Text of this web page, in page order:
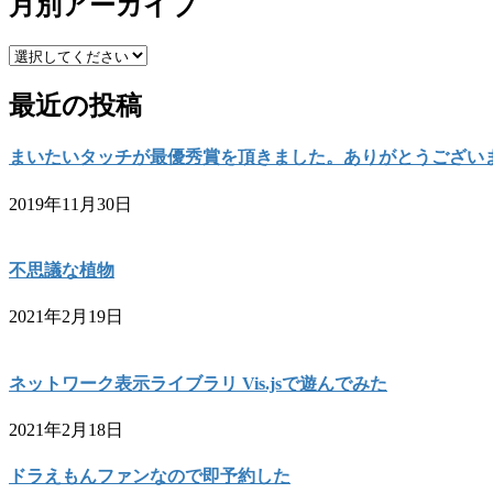
月別アーカイブ
最近の投稿
まいたいタッチが最優秀賞を頂きました。ありがとうござい
2019年11月30日
不思議な植物
2021年2月19日
ネットワーク表示ライブラリ Vis.jsで遊んでみた
2021年2月18日
ドラえもんファンなので即予約した